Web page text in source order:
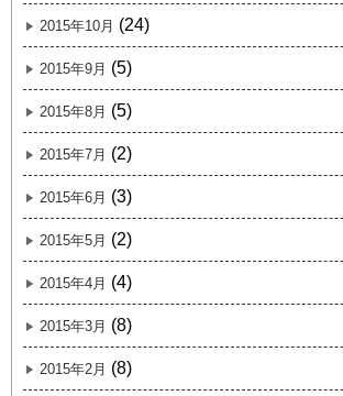
2015年10月 (24)
2015年9月 (5)
2015年8月 (5)
2015年7月 (2)
2015年6月 (3)
2015年5月 (2)
2015年4月 (4)
2015年3月 (8)
2015年2月 (8)